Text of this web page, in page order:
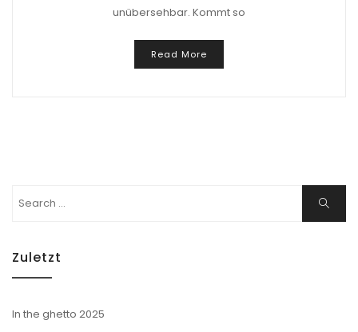
unübersehbar. Kommt so
Read More
Search
Search
Zuletzt
In the ghetto 2025